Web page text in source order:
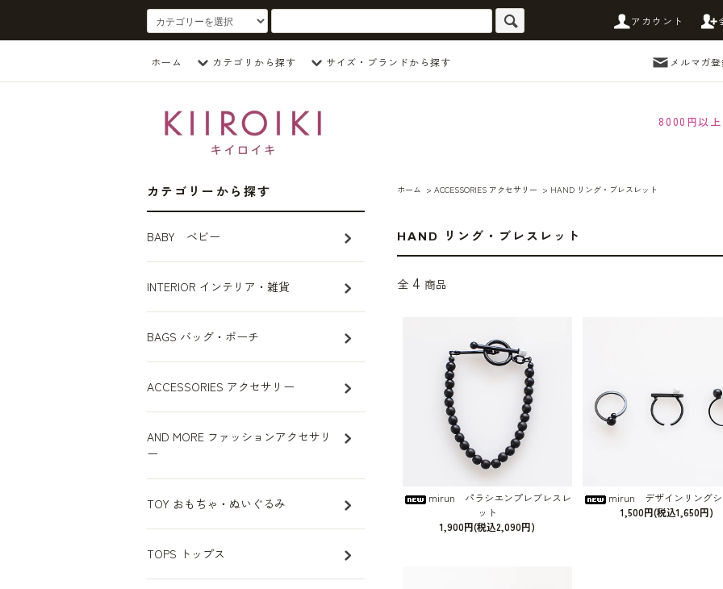
アカウント
ホーム カテゴリから探す サイズ・ブランドから探す メルマガ
8000円以
ホーム > ACCESSORIES アクセサリー > HAND リング・ブレスレット
HAND リング・ブレスレット
全 4 商品
mirun パラシエンプレブレスレ
ット
1,900円(税込2,090円)
mirun デザインリング
1,500円(税込1,650円)
カテゴリーから探す
BABY ベビー
INTERIOR インテリア・雑貨
BAGS バッグ・ポーチ
ACCESSORIES アクセサリー
AND MORE ファッションアクセサリ
ー
TOY おもちゃ・ぬいぐるみ
TOPS トップス